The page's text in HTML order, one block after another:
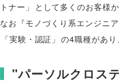
トナー 」 として多くのお客様
なお『モノづくり系エンジニ
「実験・認証 」 の4職種があり
"パーソルクロス